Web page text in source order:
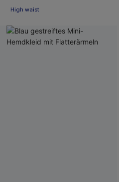
High waist